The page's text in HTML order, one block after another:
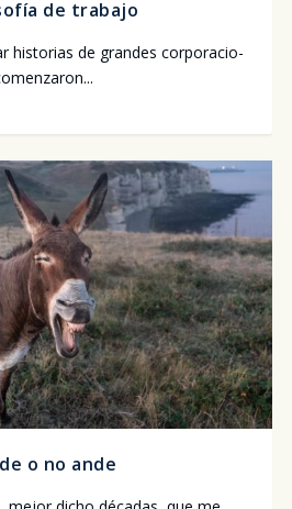
de trabajo
his­to­rias de gran­des cor­po­ra­cio­
o no ande